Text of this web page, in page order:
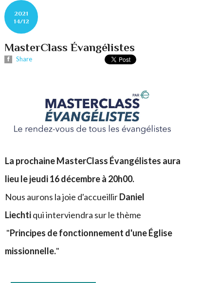
2021
14/12
MasterClass Évangélistes
Share
La prochaine MasterClass Évangélistes aura
lieu le jeudi 16 décembre à 20h00.
Nous aurons la joie d'accueillirDaniel
Liechtiqui interviendra sur le thème
"Principes de fonctionnement d'une Église
missionnelle."